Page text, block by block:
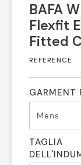
BAFA
Flexfit
Fitted
REFERENCE
GARMENT
TAGLIA